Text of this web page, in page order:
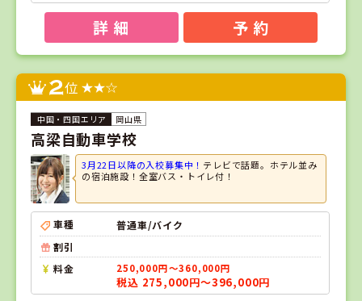
詳 細 予 約
2位
岡山県
高梁自動車学校
3月22日以降の入校募集中！ テレビで話題。ホテル並み
の宿泊施設！全室バス・トイレ付！
車種
普通車/バイク
割引
料金
250,000円～360,000円
税込 275,000円～396,000円